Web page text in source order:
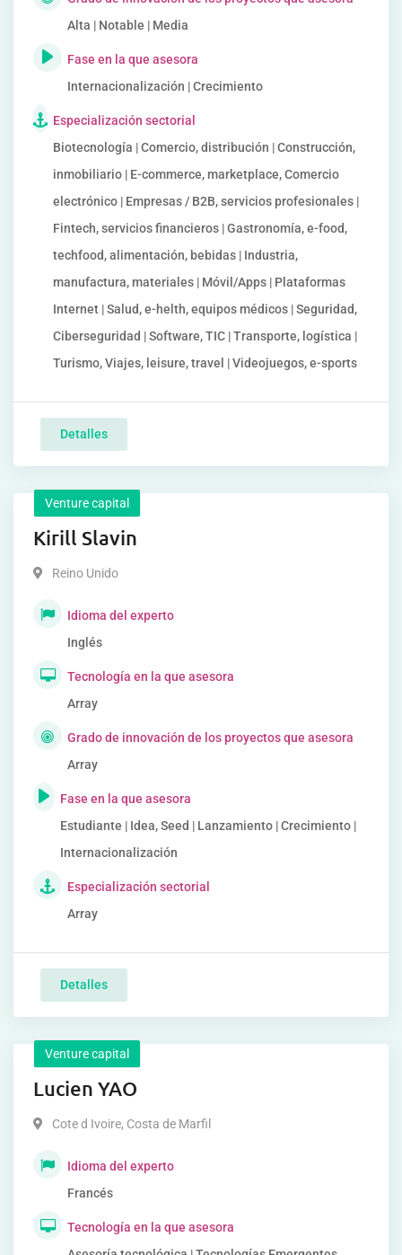
Alta | Notable | Media
Fase en la que asesora
Internacionalización | Crecimiento
Especialización sectorial
Biotecnología | Comercio, distribución | Construcción,
inmobiliario | E-commerce, marketplace, Comercio
electrónico | Empresas / B2B, servicios profesionales |
Fintech, servicios financieros | Gastronomía, e-food,
techfood, alimentación, bebidas | Industria,
manufactura, materiales | Móvil/Apps | Plataformas
Internet | Salud, e-helth, equipos médicos | Seguridad,
Ciberseguridad | Software, TIC | Transporte, logística |
Turismo, Viajes, leisure, travel | Videojuegos, e-sports
Detalles
Venture capital
Kirill Slavin
Reino Unido
Idioma del experto
Inglés
Tecnología en la que asesora
Array
Grado de innovación de los proyectos que asesora
Array
Fase en la que asesora
Estudiante | Idea, Seed | Lanzamiento | Crecimiento |
Internacionalización
Especialización sectorial
Array
Detalles
Venture capital
Lucien YAO
Cote d Ivoire, Costa de Marfil
Idioma del experto
Francés
Tecnología en la que asesora